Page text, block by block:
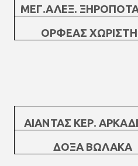
ΜΕΓ.ΑΛΕΞ.
ΟΡΦΕΑΣ
ΑΙΑΝΤΑΣ ΚΕΡ.
ΔΟΞΑ ΒΩΛΑΚΑ